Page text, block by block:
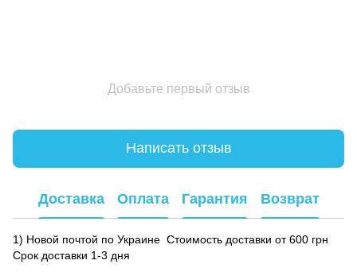
Добавьте первый отзыв
Написать отзыв
Доставка Оплата Гарантия Возврат
1) Новой почтой по Украине Стоимость доставки от 600 грн
Срок доставки 1-3 дня